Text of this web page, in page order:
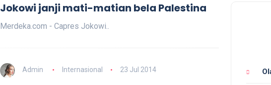
Jokowi janji mati-matian bela Palestina
Merdeka.com - Capres Jokowi..
Admin Internasional 23 Jul 2014